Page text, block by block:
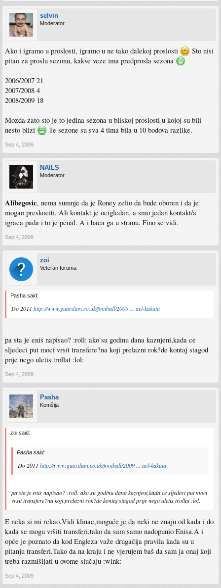
selvin
Moderator
Ako i igramo u proslosti, igramo u ne tako dalekoj proslosti
Sto nisi
pitao za proslu sezonu, kakve veze ima predprosla sezona
2006/2007 21
2007/2008 4
2008/2009 18
Mozda zato sto je to jedina sezona u bliskoj proslosti u kojoj su bili
nesto blizi
Te sezone su sva 4 tima bila u 10 bodova razlike.
Sep 4, 2009
NAILS
Moderator
Alibegovic, nema sumnje da je Roney zelio da bude oboren i da je
mogao preskociti. Ali kontakt je ocigledan, a smo jedan kontakt/a
igraca pada i to je penal. A i baca ga u stranu. Fino se vidi.
Sep 4, 2009
zoi
Veteran foruma
Pasha said:
Do 2011 http://www.guardian.co.uk/football/2009 ... ael-kakuta
pa sta je enis napisao? :roll: ako su godinu dana kaznjeni,kada ce
sljedeci put moci vrsit transfere?na koji prelazni rok?de kontaj stagod
prije nego uletis trollat :lol:
Sep 4, 2009
Pasha
Komšija
zoi said:
Pasha said:
Do 2011 http://www.guardian.co.uk/football/2009 ... ael-kakuta
pa sta je enis napisao? :roll: ako su godinu dana kaznjeni,kada ce sljedeci put moci
vrsit transfere?na koji prelazni rok?de kontaj stagod prije nego uletis trollat :lol:
E neka si mi rekao.Vidi klinac,moguće je da neki ne znaju od kada i do
kada se mogu vršiti transferi,tako da sam samo nadopunio Enisa.A i
opće je poznato da kod Engleza važe drugačija pravila kada su u
pitanju transferi.Tako da na kraju i ne vjerujem baš da sam ja onaj koji
treba razmišljati u ovome slučaju :wink:
Sep 4, 2009